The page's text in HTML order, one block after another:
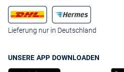
Lieferung nur in Deutschland
UNSERE APP DOWNLOADEN